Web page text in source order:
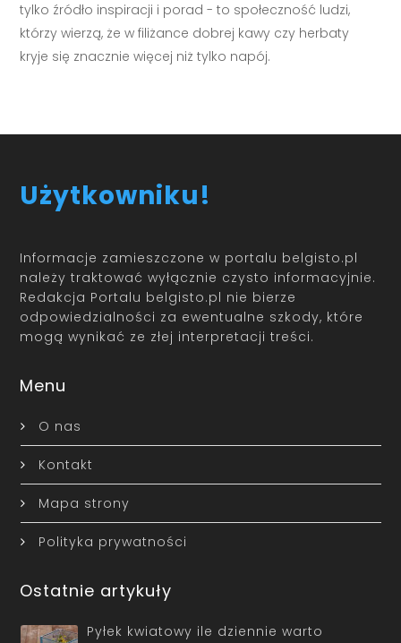
tylko źródło inspiracji i porad - to społeczność ludzi,
którzy wierzą, że w filiżance dobrej kawy czy herbaty
kryje się znacznie więcej niż tylko napój.
Użytkowniku!
Informacje zamieszczone w portalu belgisto.pl
należy traktować wyłącznie czysto informacyjnie.
Redakcja Portalu belgisto.pl nie bierze
odpowiedzialności za ewentualne szkody, które
mogą wynikać ze złej interpretacji treści.
Menu
O nas
Kontakt
Mapa strony
Polityka prywatności
Ostatnie artykuły
Pyłek kwiatowy ile dziennie warto